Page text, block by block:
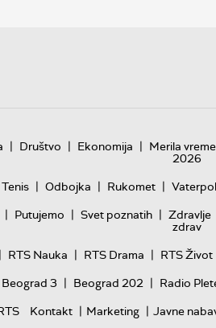
| Društvo | Ekonomija | Merila
2026
Tenis | Odbojka | Rukomet |
| Putujemo | Svet poznatih | Zdravlje
zdrav
| RTS Nauka | RTS Drama | RTS Život
3 | Beograd 202 | Radio
Kontakt | Marketing | Javne